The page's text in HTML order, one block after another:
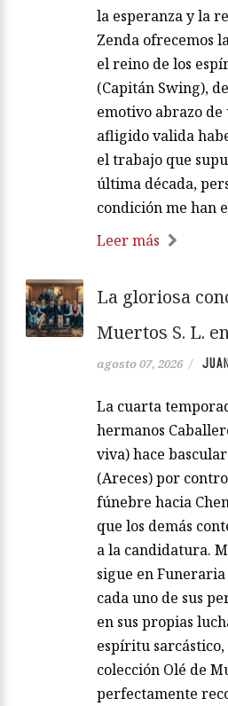
la esperanza y la
Zenda ofrecemos
el reino de los
(Capitán Swing),
emotivo abrazo de
afligido valida
el trabajo que
última década,
condición me han
Leer más
La gloriosa
Muertos S. L.
agosto 07, 2026 /
La cuarta
hermanos
viva) hace
(Areces) por
fúnebre hacia
que los demás
a la candidatura.
sigue en
cada uno de sus
en sus propias
espíritu
colección Olé de
perfectamente